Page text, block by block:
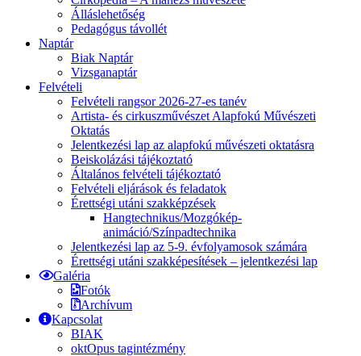
Álláslehetőség
Pedagógus távollét
Naptár
Biak Naptár
Vizsganaptár
Felvételi
Felvételi rangsor 2026-27-es tanév
Artista- és cirkuszművészet Alapfokú Művészeti
Oktatás
Jelentkezési lap az alapfokú művészeti oktatásra
Beiskolázási tájékoztató
Általános felvételi tájékoztató
Felvételi eljárások és feladatok
Érettségi utáni szakképzések
Hangtechnikus/Mozgókép-
animáció/Színpadtechnika
Jelentkezési lap az 5-9. évfolyamosok számára
Érettségi utáni szakképesítések – jelentkezési lap
Galéria
Fotók
Archívum
Kapcsolat
BIAK
oktOpus tagintézmény